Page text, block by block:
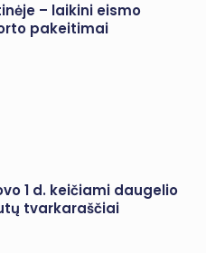
– laikini eismo
pakeitimai
1 d. keičiami daugelio
tvarkaraščiai